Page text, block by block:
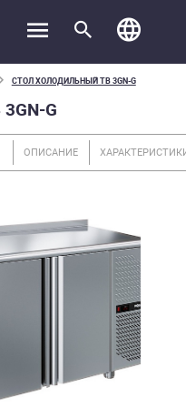
СТОЛ ХОЛОДИЛЬНЫЙ TB 3GN-G
G
ОПИСАНИЕ